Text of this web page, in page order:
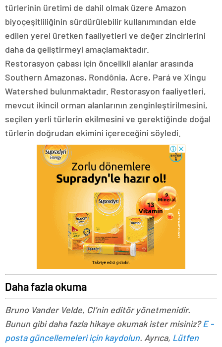
türlerinin üretimi de dahil olmak üzere Amazon
biyoçeşitliliğinin sürdürülebilir kullanımından elde
edilen yerel üretken faaliyetleri ve değer zincirlerini
daha da geliştirmeyi amaçlamaktadır.
Restorasyon çabası için öncelikli alanlar arasında
Southern Amazonas, Rondônia, Acre, Pará ve Xingu
Watershed bulunmaktadır. Restorasyon faaliyetleri,
mevcut ikincil orman alanlarının zenginleştirilmesini,
seçilen yerli türlerin ekilmesini ve gerektiğinde doğal
türlerin doğrudan ekimini içereceğini söyledi.
Daha fazla okuma
Bruno Vander Velde, CI’nin editör yönetmenidir.
Bunun gibi daha fazla hikaye okumak ister misiniz?E -
posta güncellemeleri için kaydolun. Ayrıca, Lütfen